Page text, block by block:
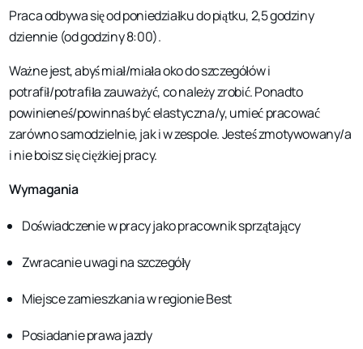
Praca odbywa się od poniedziałku do piątku, 2,5 godziny
dziennie (od godziny 8:00).
Ważne jest, abyś miał/miała oko do szczegółów i
potrafił/potrafiła zauważyć, co należy zrobić. Ponadto
powinieneś/powinnaś być elastyczna/y, umieć pracować
zarówno samodzielnie, jak i w zespole. Jesteś zmotywowany/a
i nie boisz się ciężkiej pracy.
Wymagania
Doświadczenie w pracy jako pracownik sprzątający
Zwracanie uwagi na szczegóły
Miejsce zamieszkania w regionie Best
Posiadanie prawa jazdy